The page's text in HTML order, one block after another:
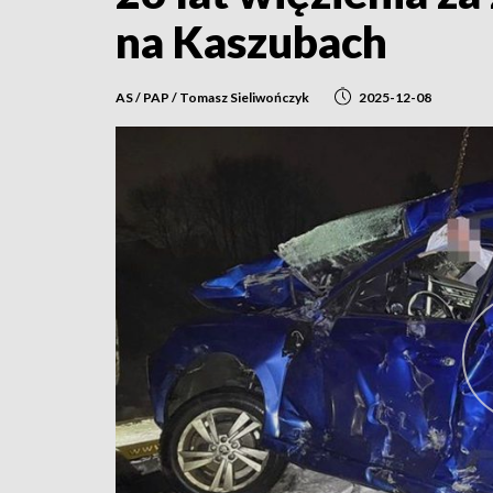
na Kaszubach
AS / PAP / Tomasz Sieliwończyk 2025-12-08